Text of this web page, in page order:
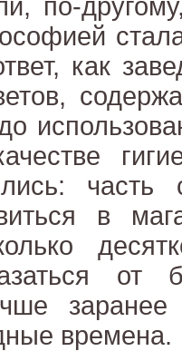
по-
как
часть
в
от
заранее
времена.